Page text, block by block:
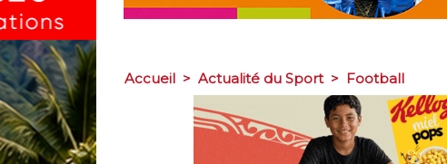
Accueil > Actualité du Sport > Football